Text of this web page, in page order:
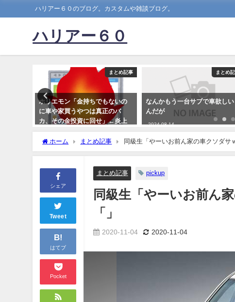
ハリアー６０のブログ。カスタムや雑談ブログ。
ハリアー６０
まとめ記事
ホリエモン「金持ちでもないの
に車や家買うやつは真正のバ
カ、その金投資に回せ」←炎上
wwwwwwwwww
2021-12-07
まとめ
なんかもう一台サブで車欲しい
んだが
2024-08-14
ホーム まとめ記事 同級生「やーいお前ん家の車クソダサ
シェア
Tweet
B!
はてブ
Pocket
まとめ記事 pickup
同級生「やーいお前ん
「」
2020-11-04 2020-11-04